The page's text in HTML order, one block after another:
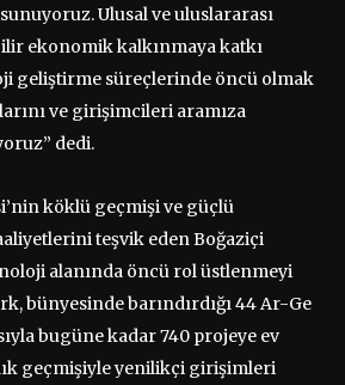
Ulusal ve uluslararası
ekonomik kalkınmaya katkı
geliştirme süreçlerinde öncü olmak
ve girişimcileri aramıza
dedi.
köklü geçmişi ve güçlü
teşvik eden Boğaziçi
alanında öncü rol üstlenmeyi
bünyesinde barındırdığı 44 Ar-Ge
bugüne kadar 740 projeye ev
geçmişiyle yenilikçi girişimleri